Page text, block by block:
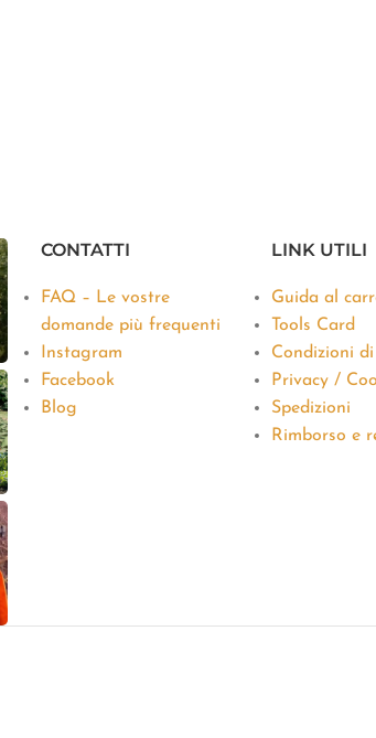
CONTATTI
FAQ – Le vostre
domande più frequenti
Instagram
Facebook
Blog
LINK UTILI
Guida al
Tools Card
Condizioni
Privacy /
Spedizioni
Rimborso e